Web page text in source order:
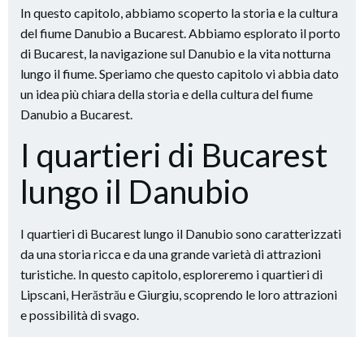
In questo capitolo, abbiamo scoperto la storia e la cultura
del fiume Danubio a Bucarest. Abbiamo esplorato il porto
di Bucarest, la navigazione sul Danubio e la vita notturna
lungo il fiume. Speriamo che questo capitolo vi abbia dato
un idea più chiara della storia e della cultura del fiume
Danubio a Bucarest.
I quartieri di Bucarest
lungo il Danubio
I quartieri di Bucarest lungo il Danubio sono caratterizzati
da una storia ricca e da una grande varietà di attrazioni
turistiche. In questo capitolo, esploreremo i quartieri di
Lipscani, Herăstrău e Giurgiu, scoprendo le loro attrazioni
e possibilità di svago.